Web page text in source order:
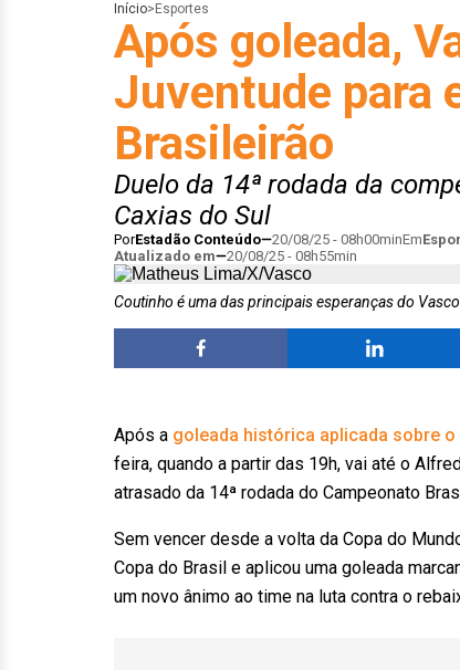
Início> Esportes
Após goleada,
Juventude para
Brasileirão
Duelo da 14ª rodada da
Caxias do Sul
PorEstadão Conteúdo 20/08/25 - 08h00minEm
Atualizado em
20/08/25 - 08h55min
Coutinho é uma das principais esperanças do
Após a goleada histórica aplicada sobre o
feira, quando a partir das 19h, vai até o
atrasado da 14ª rodada do Campeonato
Sem vencer desde a volta da Copa do
Copa do Brasil e aplicou uma goleada
um novo ânimo ao time na luta contra o